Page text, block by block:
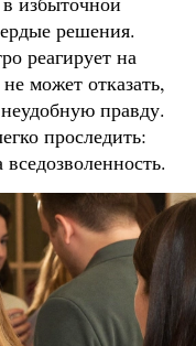
решения.
реагирует на
может отказать,
правду.
проследить: